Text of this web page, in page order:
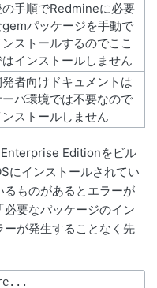
の手順でRedmineに必要
gemパッケージを手動で
ンストールするのでここ
はインストールしません
発者向けドキュメントは
バ環境では不要なので
ンストールしません
Editionをビル
にインストールされてい
ものがあるとエラーが
要なパッケージのイン
が発生することなく先